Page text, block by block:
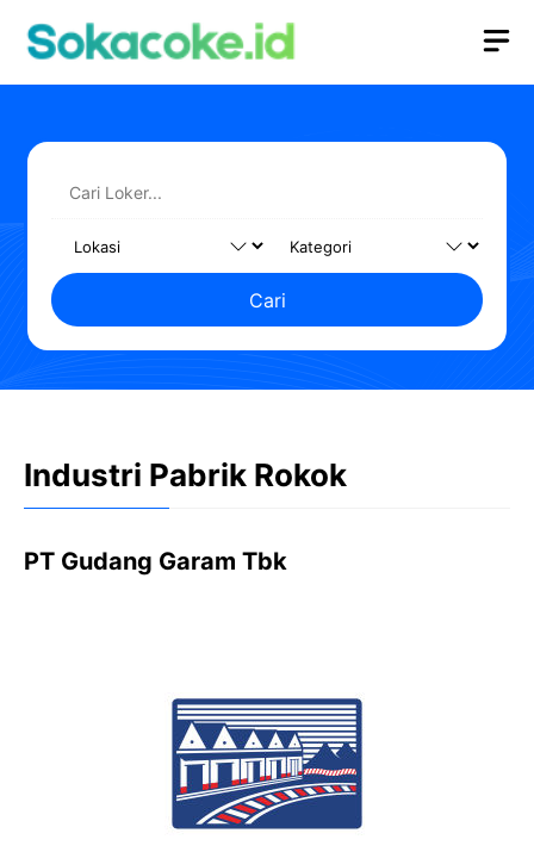
Cari
Industri Pabrik Rokok
PT Gudang Garam Tbk